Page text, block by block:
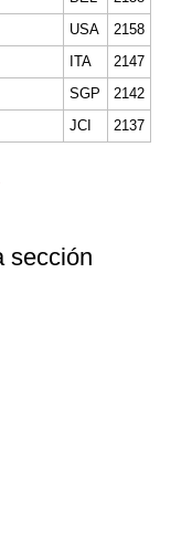
USA
2158
ITA
2147
SGP
2142
JCI 2137
sección